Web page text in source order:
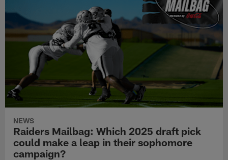
NEWS
Raiders Mailbag: Which 2025 draft pick
could make a leap in their sophomore
campaign?